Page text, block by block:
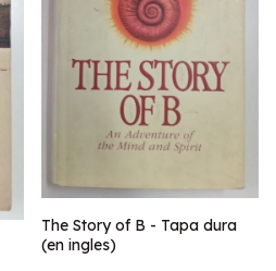
The Story of B - Tapa dura
(en ingles)